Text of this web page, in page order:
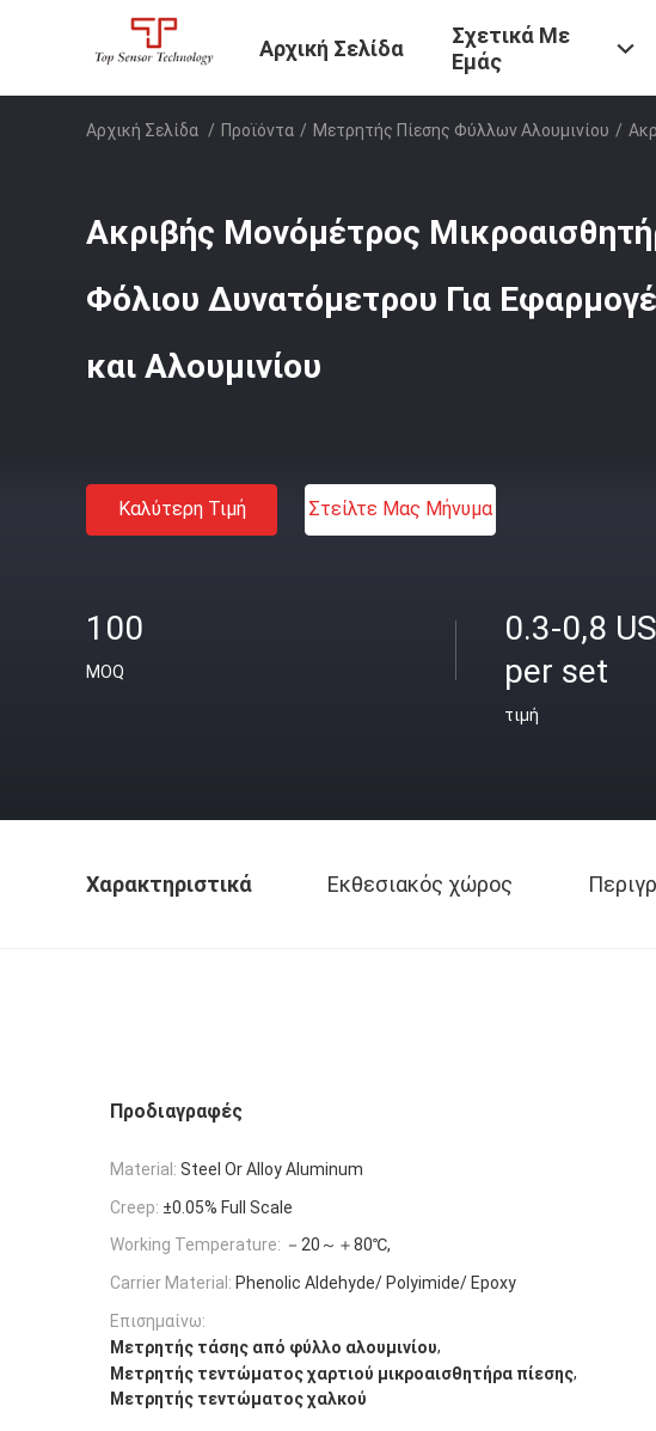
Αρχική Σελίδα
Σχετικά Με
Εμάς
Αρχική Σελίδα / Προϊόντα / Μετρητής Πίεσης Φύλλων Αλουμινίου /
Ακριβής Μονόμέτρος
Φόλιου Δυνατόμετρου Για
και Αλουμινίου
Καλύτερη Τιμή Στείλτε Μας Μήνυμα
100
MOQ
0.3-0,8
per set
τιμή
Χαρακτηριστικά Εκθεσιακός χώρος
Προδιαγραφές
Material: Steel Or Alloy Aluminum
Creep: ±0.05% Full Scale
Working Temperature: －20～＋80℃,
Carrier Material: Phenolic Aldehyde/ Polyimide/ Epoxy
Επισημαίνω:
Μετρητής τάσης από φύλλο αλουμινίου,
Μετρητής τεντώματος χαρτιού μικροαισθητήρα πίεσης,
Μετρητής τεντώματος χαλκού